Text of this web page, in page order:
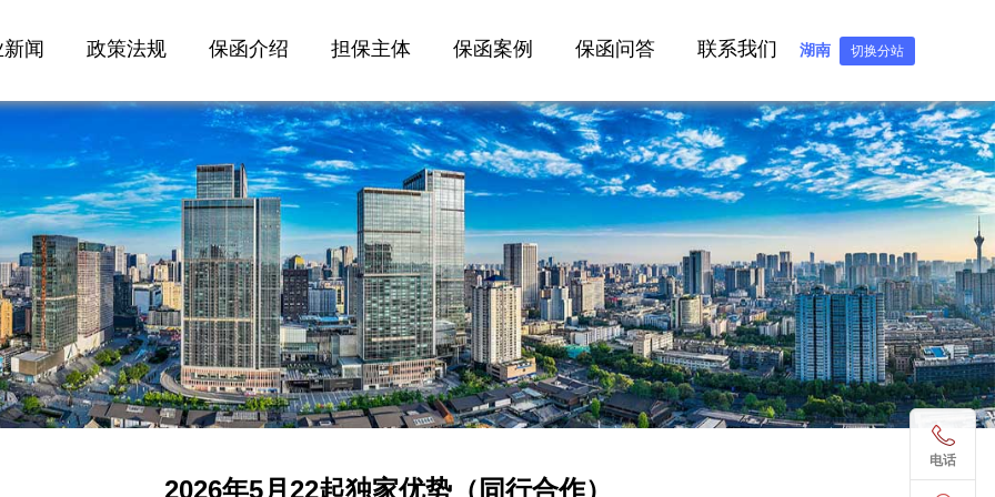
湖南 切换分站
闻 政策法规 保函介绍 担保主体 保函案例 保函问答 联系我们
2026年5月22起独家优势（同行合作）
电话